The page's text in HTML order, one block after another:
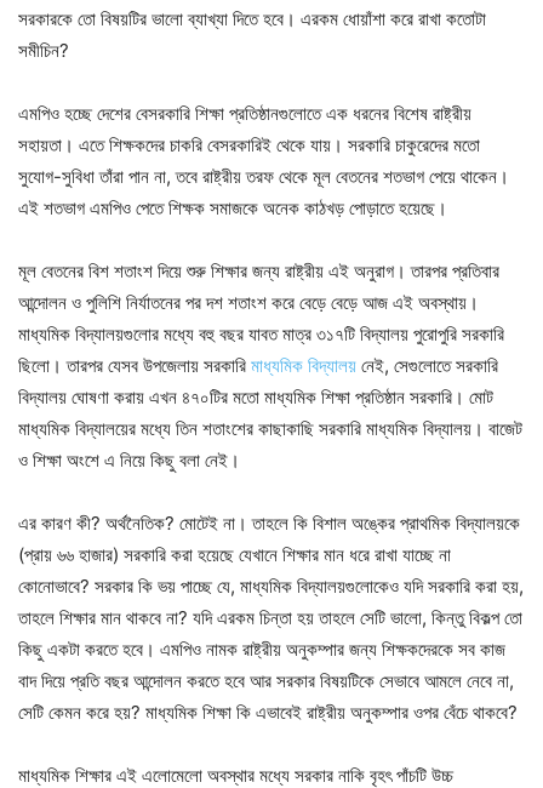
সরকারকে তো বিষয়টির ভালো ব্যাখ্যা দিতে হবে। এরকম ধোয়াঁশা করে রাখা কতোটা
সমীচিন?
এমপিও হচ্ছে দেশের বেসরকারি শিক্ষা প্রতিষ্ঠানগুলোতে এক ধরনের বিশেষ রাষ্ট্রীয়
সহায়তা। এতে শিক্ষকদের চাকরি বেসরকারিই থেকে যায়। সরকারি চাকুরেদের মতো
সুযোগ-সুবিধা তাঁরা পান না, তবে রাষ্ট্রীয় তরফ থেকে মূল বেতনের শতভাগ পেয়ে থাকেন।
এই শতভাগ এমপিও পেতে শিক্ষক সমাজকে অনেক কাঠখড় পোড়াতে হয়েছে।
মূল বেতনের বিশ শতাংশ দিয়ে শুরু শিক্ষার জন্য রাষ্ট্রীয় এই অনুরাগ। তারপর প্রতিবার
আন্দোলন ও পুলিশি নির্যাতনের পর দশ শতাংশ করে বেড়ে বেড়ে আজ এই অবস্থায়।
মাধ্যমিক বিদ্যালয়গুলোর মধ্যে বহু বছর যাবত মাত্র ৩১৭টি বিদ্যালয় পুরোপুরি সরকারি
ছিলো। তারপর যেসব উপজেলায় সরকারি মাধ্যমিক বিদ্যালয় নেই, সেগুলোতে সরকারি
বিদ্যালয় ঘোষণা করায় এখন ৪৭০টির মতো মাধ্যমিক শিক্ষা প্রতিষ্ঠান সরকারি। মোট
মাধ্যমিক বিদ্যালয়ের মধ্যে তিন শতাংশের কাছাকাছি সরকারি মাধ্যমিক বিদ্যালয়। বাজেট
ও শিক্ষা অংশে এ নিয়ে কিছু বলা নেই।
এর কারণ কী? অর্থনৈতিক? মোটেই না। তাহলে কি বিশাল অঙ্কের প্রাথমিক বিদ্যালয়কে
(প্রায় ৬৬ হাজার) সরকারি করা হয়েছে যেখানে শিক্ষার মান ধরে রাখা যাচ্ছে না
কোনোভাবে? সরকার কি ভয় পাচ্ছে যে, মাধ্যমিক বিদ্যালয়গুলোকেও যদি সরকারি করা হয়,
তাহলে শিক্ষার মান থাকবে না? যদি এরকম চিন্তা হয় তাহলে সেটি ভালো, কিন্তু বিকল্প তো
কিছু একটা করতে হবে। এমপিও নামক রাষ্ট্রীয় অনুকম্পার জন্য শিক্ষকদেরকে সব কাজ
বাদ দিয়ে প্রতি বছর আন্দোলন করতে হবে আর সরকার বিষয়টিকে সেভাবে আমলে নেবে না,
সেটি কেমন করে হয়? মাধ্যমিক শিক্ষা কি এভাবেই রাষ্ট্রীয় অনুকম্পার ওপর বেঁচে থাকবে?
মাধ্যমিক শিক্ষার এই এলোমেলো অবস্থার মধ্যে সরকার নাকি বৃহৎ পাঁচটি উচ্চ